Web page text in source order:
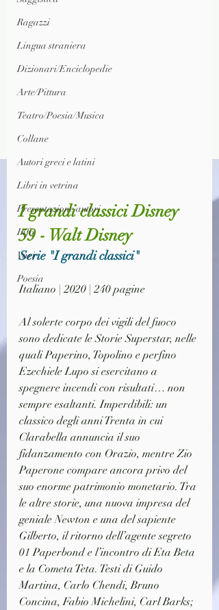
Ragazzi
Lingua straniera
Dizionari/Enciclopedie
Arte/Pittura
Teatro/Poesia/Musica
Collane
Autori greci e latini
Libri in vetrina
Presentazione autori
Info
Vari
Poesia
I grandi classici Disney
59 - Walt Disney
Serie "I grandi classici"
Italiano | 2020 | 240 pagine
Al solerte corpo dei vigili del fuoco
sono dedicate le Storie Superstar, nelle
quali Paperino, Topolino e perfino
Ezechiele Lupo si esercitano a
spegnere incendi con risultati… non
sempre esaltanti. Imperdibili: un
classico degli anni Trenta in cui
Clarabella annuncia il suo
fidanzamento con Orazio, mentre Zio
Paperone compare ancora privo del
suo enorme patrimonio monetario. Tra
le altre storie, una nuova impresa del
geniale Newton e una del sapiente
Gilberto, il ritorno dell’agente segreto
01 Paperbond e l’incontro di Eta Beta
e la Cometa Teta. Testi di Guido
Martina, Carlo Chendi, Bruno
Concina, Fabio Michelini, Carl Barks;